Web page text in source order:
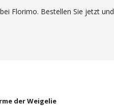
Florimo. Bestellen Sie jetzt und
der Weigelie